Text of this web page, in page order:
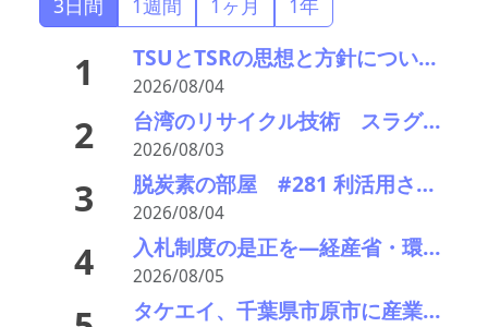
3日間 1週間 1ヶ月 1年
1 TSUとTSRの思想と方針について考える
2026/08/04
2 台湾のリサイクル技術 スラグのエイジングをどうする
2026/08/03
3 脱炭素の部屋 #281 利活用されていない資源の見つけ方
2026/08/04
4 入札制度の是正を—経産省・環境省が指定PETボトル資源循環で検討会
2026/08/05
タケエイ、千葉県市原市に産業廃棄物破砕選別・再資源化施設の建設工事を開始